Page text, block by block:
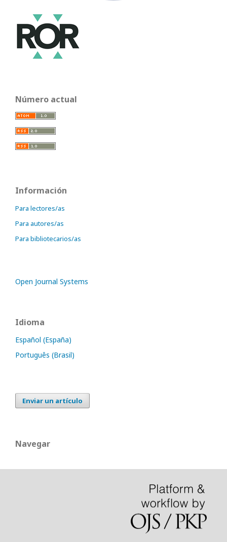
Número actual
Información
Para lectores/as
Para autores/as
Para bibliotecarios/as
Open Journal Systems
Idioma
Español (España)
Português (Brasil)
Enviar un artículo
Navegar